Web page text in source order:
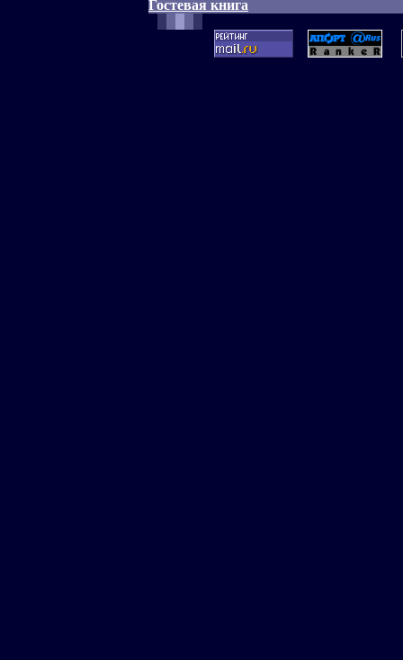
Гостевая книга